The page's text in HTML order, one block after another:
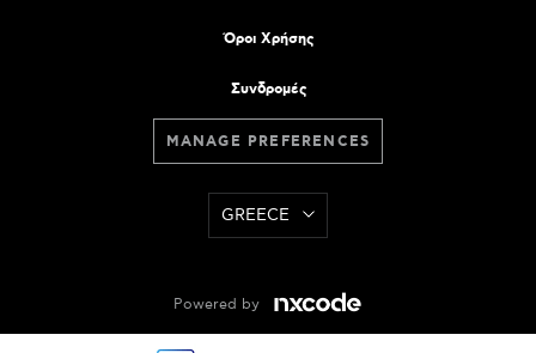
Όροι Χρήσης
Συνδρομές
MANAGE PREFERENCES
GREECE
Powered by